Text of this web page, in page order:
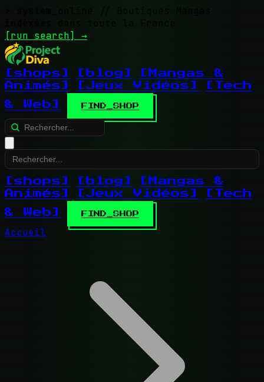
// Boutiques Mangas
indexées dans toute la France
[run search] →
[shops] [blog]
[Mangas &
Animés]
[Jeux Vidéos]
[Tech
& Web]
FIND_SHOP
[shops] [blog]
[Mangas &
Animés]
[Jeux Vidéos]
[Tech
& Web]
FIND_SHOP
Accueil